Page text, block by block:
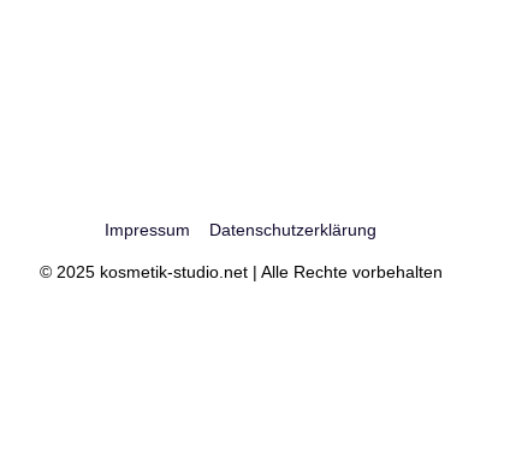
Impressum Datenschutzerklärung
© 2025 kosmetik-studio.net | Alle Rechte vorbehalten